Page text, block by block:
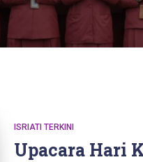
ISRIATI TERKINI
Upacara Hari